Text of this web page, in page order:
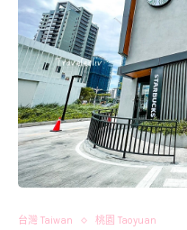
台灣 Taiwan 桃園 Taoyuan